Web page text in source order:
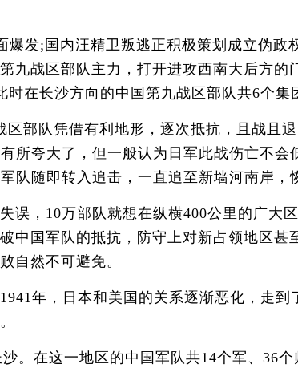
发;国内汪精卫叛逃正积极策划成立伪政
九战区部队主力，打开进攻西南大后方
在长沙方向的中国第九战区部队共6个集
队凭借有利地形，逐次抵抗，且战且
所夸大了，但一般认为日军此战伤亡不
队随即转入追击，一直追至新墙河南岸，
，10万部队就想在纵横400公里的广大
中国军队的抵抗，防守上对新占领地区
自然不可避免。
年，日本和美国的关系逐渐恶化，走到
在这一地区的中国军队共14个军、36